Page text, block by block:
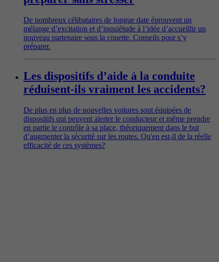
De nombreux célibataires de longue date éprouvent un
mélange d’excitation et d’inquiétude à l’idée d’accueillir un
nouveau partenaire sous la couette. Conseils pour s’y
préparer.
Les dispositifs d’aide à la conduite
réduisent-ils vraiment les accidents?
De plus en plus de nouvelles voitures sont équipées de
dispositifs qui peuvent alerter le conducteur et même prendre
en partie le contrôle à sa place, théoriquement dans le but
d’augmenter la sécurité sur les routes. Qu'en est-il de la réelle
efficacité de ces systèmes?